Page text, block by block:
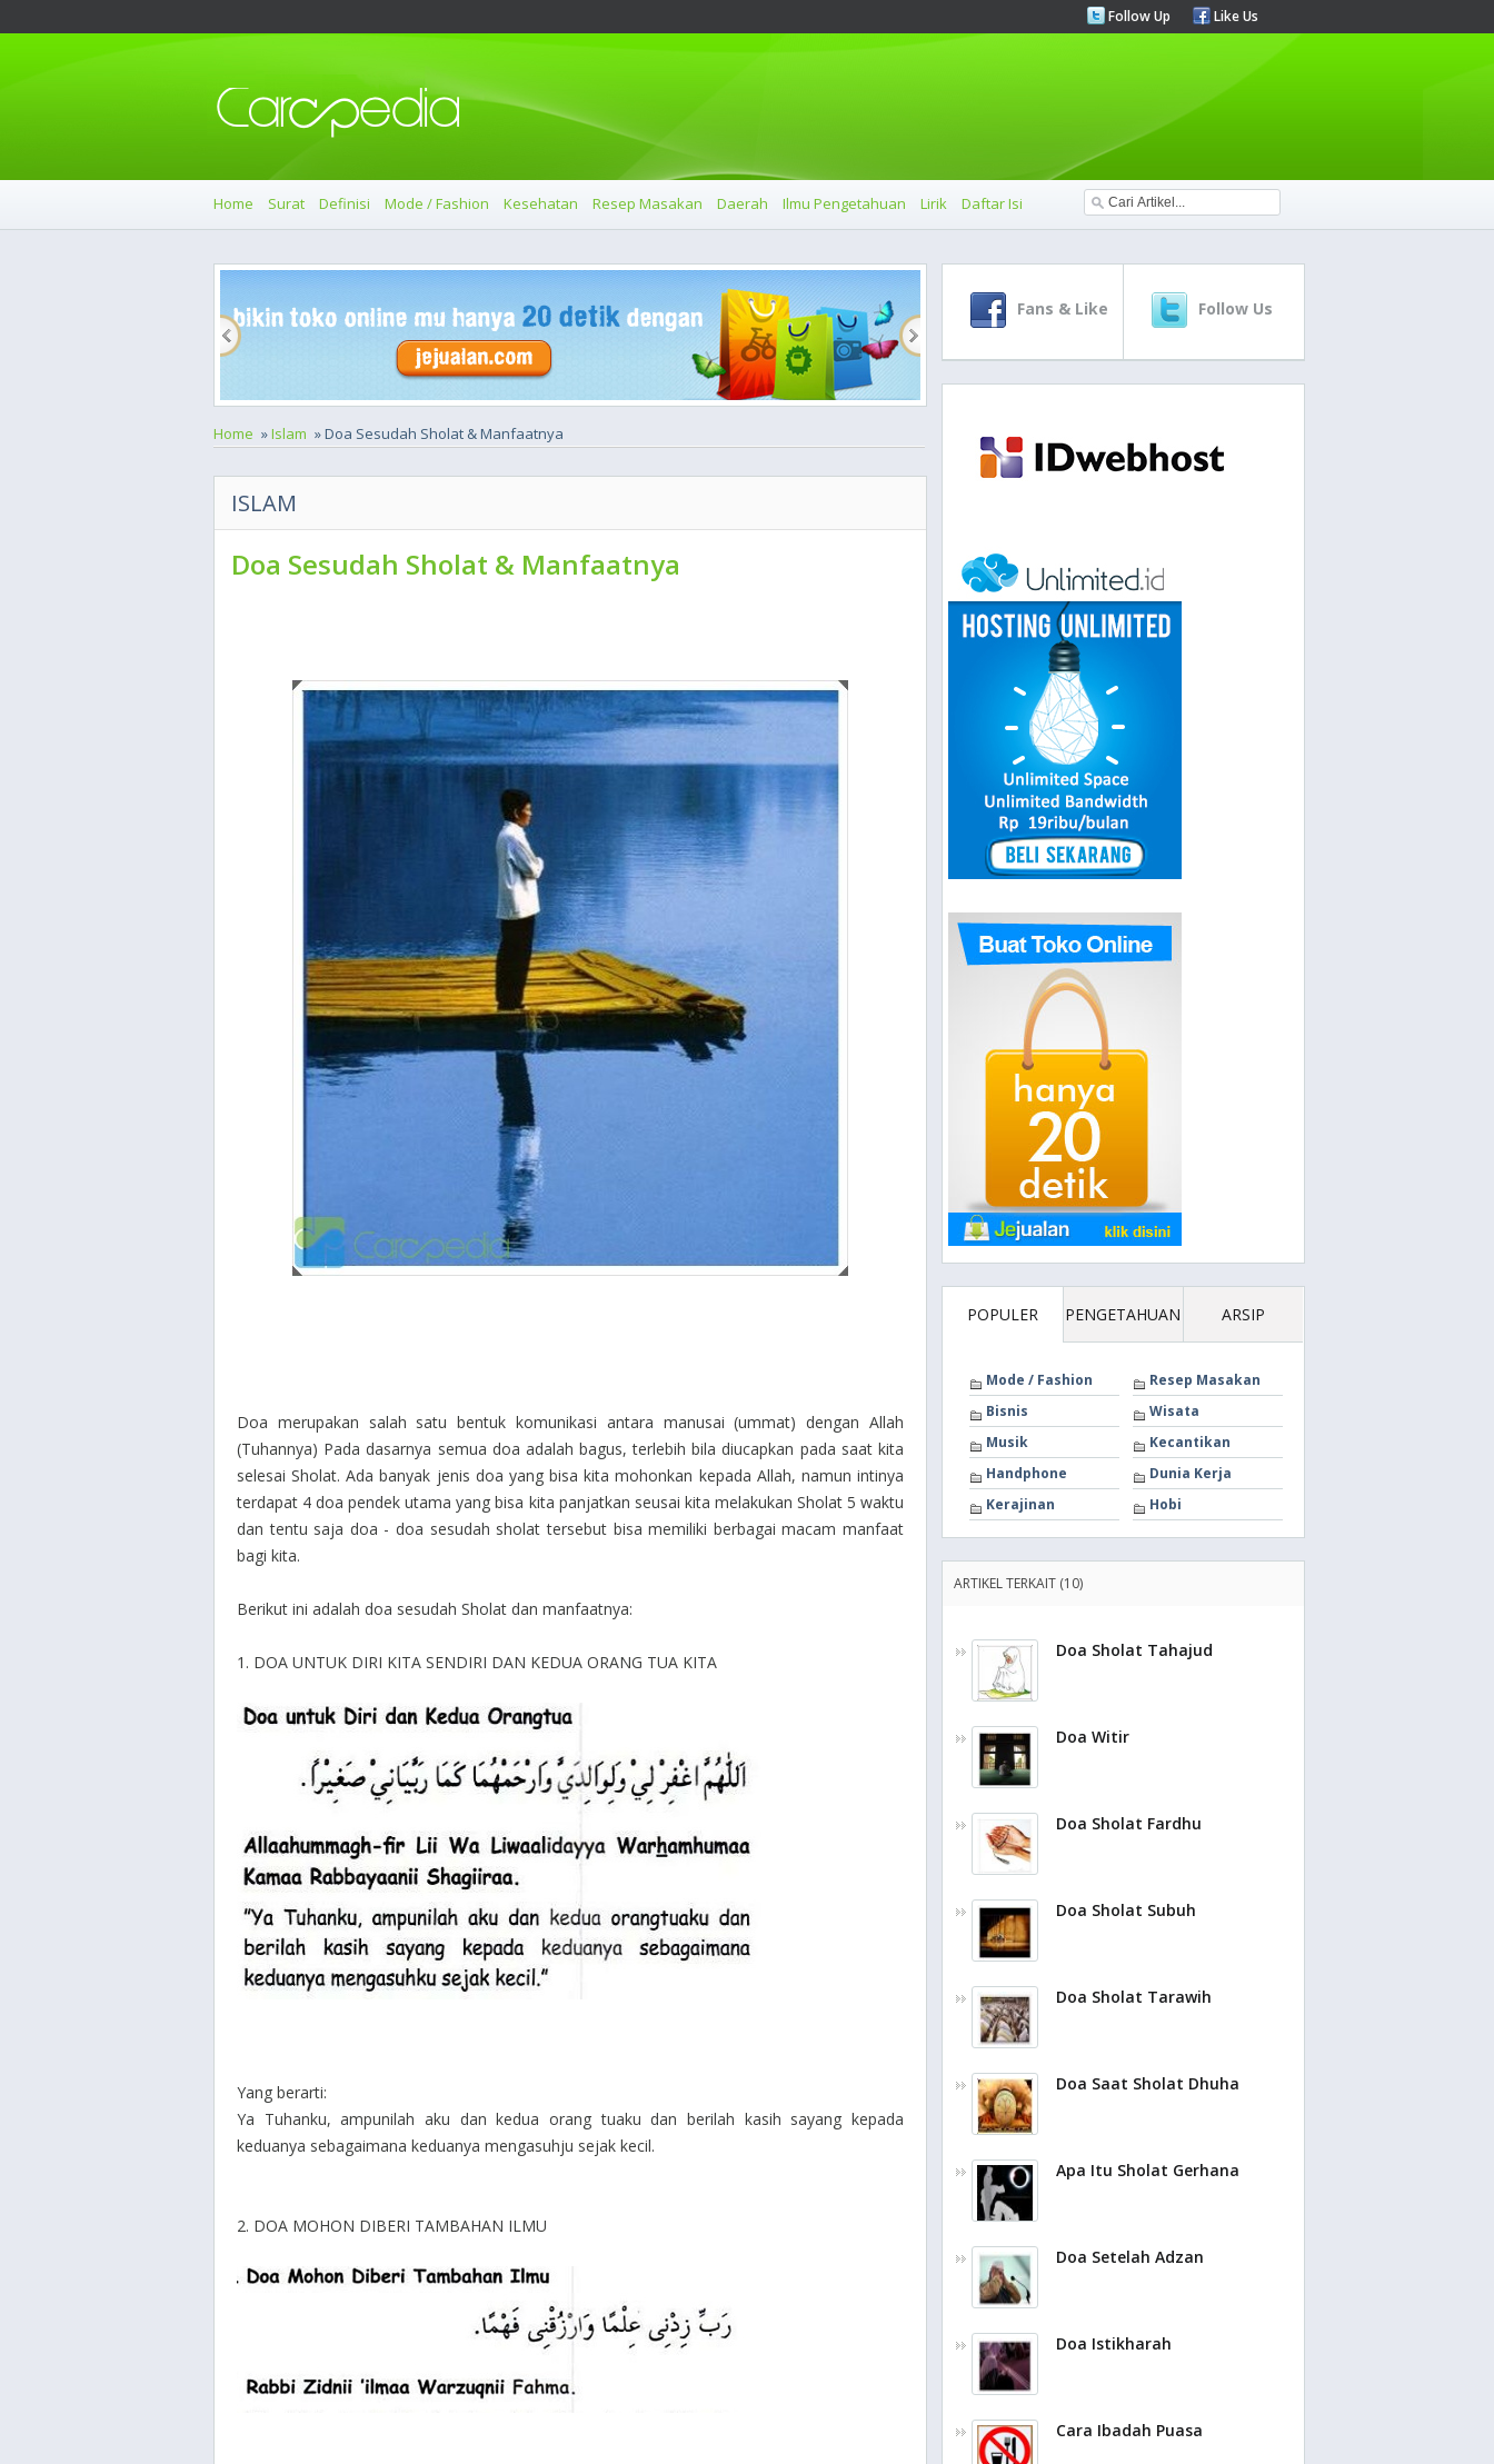
Follow Up Like Us
Home Surat Definisi Mode / Fashion Kesehatan Resep Masakan Daerah Ilmu Pengetahuan Lirik Daftar Isi
Home »Islam » Doa Sesudah Sholat & Manfaatnya
ISLAM
Doa Sesudah Sholat & Manfaatnya
Doa merupakan salah satu bentuk komunikasi antara manusai (ummat) dengan Allah
(Tuhannya) Pada dasarnya semua doa adalah bagus, terlebih bila diucapkan pada saat kita
selesai Sholat. Ada banyak jenis doa yang bisa kita mohonkan kepada Allah, namun intinya
terdapat 4 doa pendek utama yang bisa kita panjatkan seusai kita melakukan Sholat 5 waktu
dan tentu saja doa - doa sesudah sholat tersebut bisa memiliki berbagai macam manfaat
bagi kita.
Berikut ini adalah doa sesudah Sholat dan manfaatnya:
1. DOA UNTUK DIRI KITA SENDIRI DAN KEDUA ORANG TUA KITA
Yang berarti:
Ya Tuhanku, ampunilah aku dan kedua orang tuaku dan berilah kasih sayang kepada
keduanya sebagaimana keduanya mengasuhju sejak kecil.
2. DOA MOHON DIBERI TAMBAHAN ILMU
Fans & Like Follow Us
POPULER PENGETAHUAN ARSIP
Mode / Fashion
Resep Masakan
Bisnis
Wisata
Musik
Kecantikan
Handphone
Dunia Kerja
Kerajinan
Hobi
ARTIKEL TERKAIT (10)
Doa Sholat Tahajud
Doa Witir
Doa Sholat Fardhu
Doa Sholat Subuh
Doa Sholat Tarawih
Doa Saat Sholat Dhuha
Apa Itu Sholat Gerhana
Doa Setelah Adzan
Doa Istikharah
Cara Ibadah Puasa